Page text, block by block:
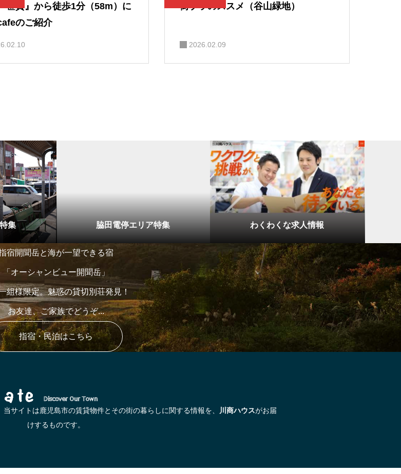
笹貫』から徒歩1分（58m）に
のご紹介
街ブラのススメ（谷山緑地）
2026.02.09
集 脇田電停エリア特集 わくわくな求人情報
宿開聞岳と海が一望できる宿
「オーシャンビュー開聞岳」
組様限定。魅惑の貸切別荘発見！
お友達、ご家族でどうぞ...
指宿・民泊はこちら
サイトは鹿児島市の賃貸物件とその街の暮らしに関する情報を、 川商ハウスがお届
けするものです。